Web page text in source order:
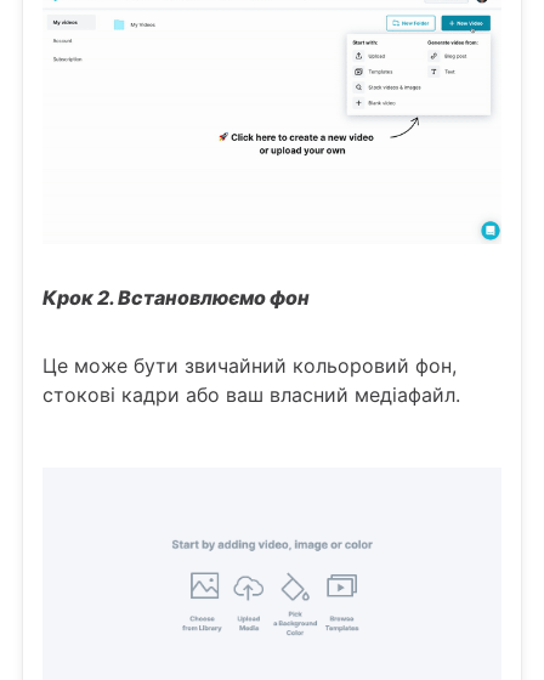
Крок 2. Встановлюємо фон
Це може бути звичайний кольоровий фон,
стокові кадри або ваш власний медіафайл.